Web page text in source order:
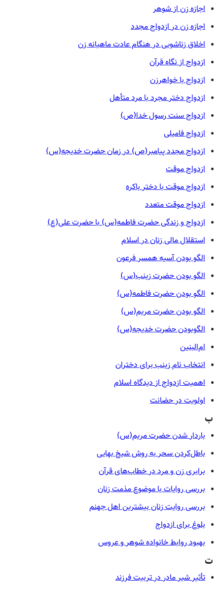
اجازه زن از شوهر
اجازه زن در ازدواج مجدد
اخلاق زناشویی در هنگام عادت ماهیانه زن
ازدواج از نگاه قرآن
ازدواج با خواهرزن
ازدواج دختر مجرد با مرد متأهل
ازدواج سنت رسول خدا(ص)
ازدواج فامیلی
ازدواج مجدد پیامبر(ص) در زمان حضرت خدیجه(س)
ازدواج موقت
ازدواج موقت با دختر باکره
ازدواج موقت متعدد
ازدواج و زندگی حضرت فاطمه(س) با حضرت علی(ع)
استقلال مالی زنان در اسلام
الگو بودن آسیه همسر فرعون
الگو بودن حضرت زینب(س)
الگو بودن حضرت فاطمه(س)
الگو بودن حضرت مریم(س)
الگوبودن حضرت خدیجه(س)
ام‌البنین
انتخاب نام زینب برای دختران
اهمیت ازدواج از دیدگاه اسلام
اولویت در حضانت
ب
باردار شدن حضرت مریم(س)
باطل‌کردن سحر به روش شیخ بهایی
برابری زن و مرد در خطاب‌های قرآن
بررسی روایات با موضوع مذمت زنان
بررسی روایت زنان بیشترین اهل جهنم
بلوغ برای ازدواج
بهبود روابط خانواده شوهر و عروس
ت
تأثیر شیر مادر در تربیت فرزند